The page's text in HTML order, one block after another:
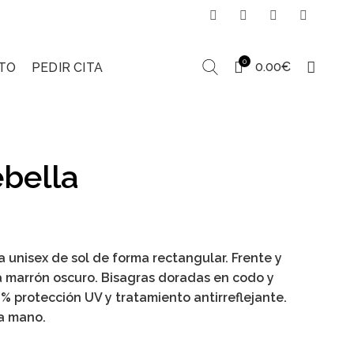
PEDIR CITA 0 0.00€
unisex de sol de forma rectangular. Frente y
oscuro. Bisagras doradas en codo y
protección UV y tratamiento antirreflejante.
mano.